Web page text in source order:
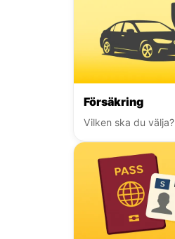
Försäkring
Vilken ska du välja?